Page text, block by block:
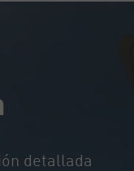
detallada